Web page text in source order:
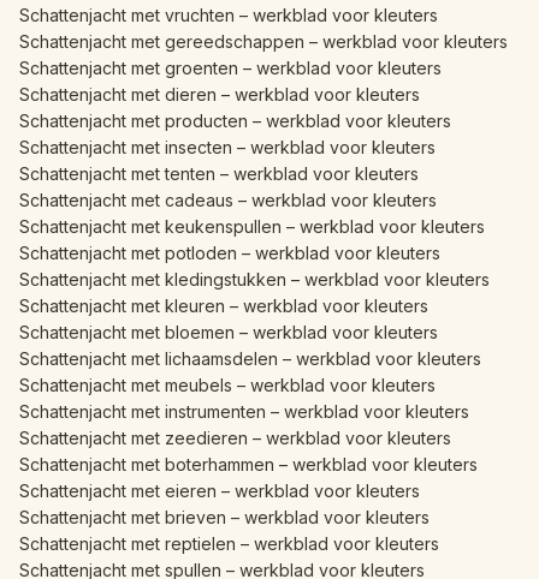
Schattenjacht met vruchten – werkblad voor kleuters
Schattenjacht met gereedschappen – werkblad voor kleuters
Schattenjacht met groenten – werkblad voor kleuters
Schattenjacht met dieren – werkblad voor kleuters
Schattenjacht met producten – werkblad voor kleuters
Schattenjacht met insecten – werkblad voor kleuters
Schattenjacht met tenten – werkblad voor kleuters
Schattenjacht met cadeaus – werkblad voor kleuters
Schattenjacht met keukenspullen – werkblad voor kleuters
Schattenjacht met potloden – werkblad voor kleuters
Schattenjacht met kledingstukken – werkblad voor kleuters
Schattenjacht met kleuren – werkblad voor kleuters
Schattenjacht met bloemen – werkblad voor kleuters
Schattenjacht met lichaamsdelen – werkblad voor kleuters
Schattenjacht met meubels – werkblad voor kleuters
Schattenjacht met instrumenten – werkblad voor kleuters
Schattenjacht met zeedieren – werkblad voor kleuters
Schattenjacht met boterhammen – werkblad voor kleuters
Schattenjacht met eieren – werkblad voor kleuters
Schattenjacht met brieven – werkblad voor kleuters
Schattenjacht met reptielen – werkblad voor kleuters
Schattenjacht met spullen – werkblad voor kleuters